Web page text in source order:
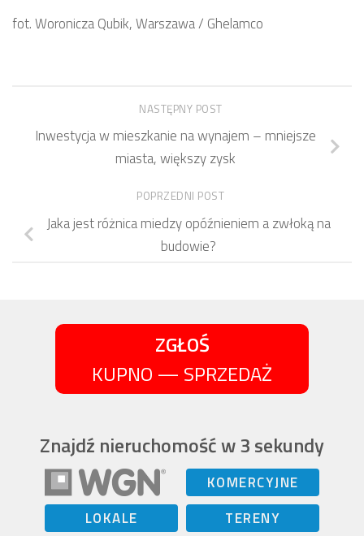
fot. Woronicza Qubik, Warszawa / Ghelamco
NASTĘPNY POST
Inwestycja w mieszkanie na wynajem – mniejsze
miasta, większy zysk
POPRZEDNI POST
Jaka jest różnica miedzy opóźnieniem a zwłoką na
budowie?
ZGŁOŚ
KUPNO — SPRZEDAŻ
Znajdź nieruchomość w 3 sekundy
KOMERCYJNE
LOKALE
TERENY